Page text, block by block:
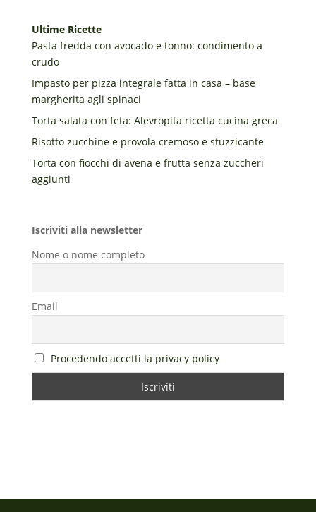
Ultime Ricette
Pasta fredda con avocado e tonno: condimento a
crudo
Impasto per pizza integrale fatta in casa – base
margherita agli spinaci
Torta salata con feta: Alevropita ricetta cucina greca
Risotto zucchine e provola cremoso e stuzzicante
Torta con fiocchi di avena e frutta senza zuccheri
aggiunti
Iscriviti alla newsletter
Nome o nome completo
Email
Procedendo accetti la privacy policy